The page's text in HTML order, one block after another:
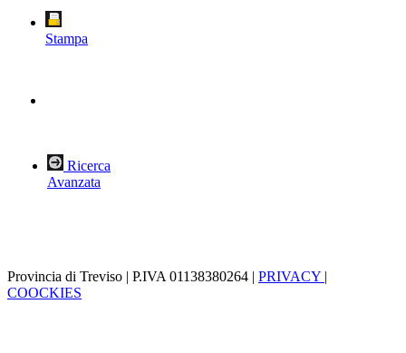
Stampa
Ricerca
Avanzata
Provincia di Treviso | P.IVA 01138380264 | PRIVACY |
COOCKIES